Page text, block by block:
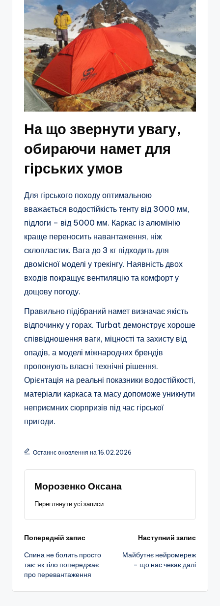
На що звернути увагу,
обираючи намет для
гірських умов
Для гірського походу оптимальною
вважається водостійкість тенту від 3000 мм,
підлоги – від 5000 мм. Каркас із алюмінію
краще переносить навантаження, ніж
склопластик. Вага до 3 кг підходить для
двомісної моделі у трекінгу. Наявність двох
входів покращує вентиляцію та комфорт у
дощову погоду.
Правильно підібраний намет визначає якість
відпочинку у горах. Turbat демонструє хороше
співвідношення ваги, міцності та захисту від
опадів, а моделі міжнародних брендів
пропонують власні технічні рішення.
Орієнтація на реальні показники водостійкості,
матеріали каркаса та масу допоможе уникнути
неприємних сюрпризів під час гірської
пригоди.
Останнє оновлення на 16.02.2026
Морозенко Оксана
Переглянути усі записи
Навігація
по
запису
Попередній запис
Спина не болить просто
так: як тіло попереджає
про перевантаження
Наступний запис
Майбутнє нейромереж
– що нас чекає далі